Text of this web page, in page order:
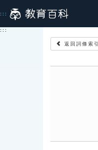
到
主
:::
:::
返回詞條索引